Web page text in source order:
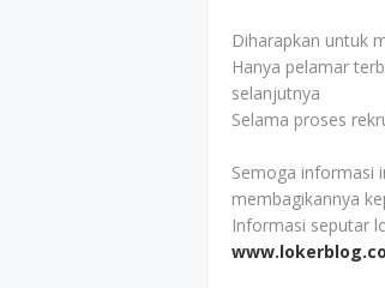
Diharapkan untuk
Hanya pelamar
selanjutnya
Selama proses
Semoga informasi
membagikannya
Informasi seputar